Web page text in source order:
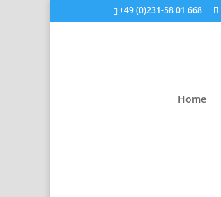
+49 (0)231-58 01 668
Home